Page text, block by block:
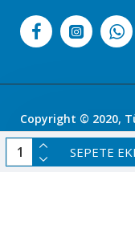
SEPETE
Copyright © 2020,
|